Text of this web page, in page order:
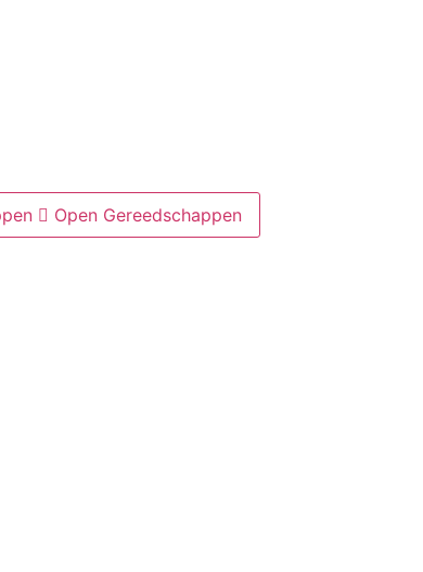
Open Gereedschappen